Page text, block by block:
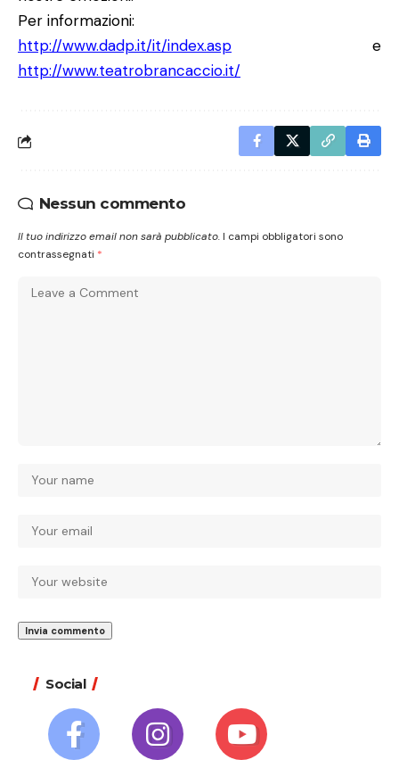
Per informazioni:
http://www.dadp.it/it/index.asp e
http://www.teatrobrancaccio.it/
Nessun commento
Il tuo indirizzo email non sarà pubblicato. I campi obbligatori sono
contrassegnati *
Social